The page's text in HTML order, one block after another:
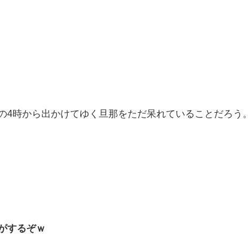
時から出かけてゆく旦那をただ呆れていることだろう。
するぞｗ